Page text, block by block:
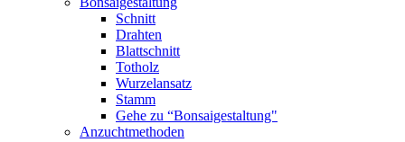
Schnitt
Drahten
Blattschnitt
Totholz
Wurzelansatz
Stamm
Gehe zu “Bonsaigestaltung"
Anzuchtmethoden